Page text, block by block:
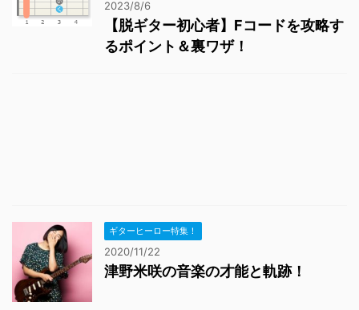
2023/8/6
【脱ギター初心者】Fコードを攻略す
るポイント＆裏ワザ！
ギターヒーロー特集！
2020/11/22
津野米咲の音楽の才能と軌跡！